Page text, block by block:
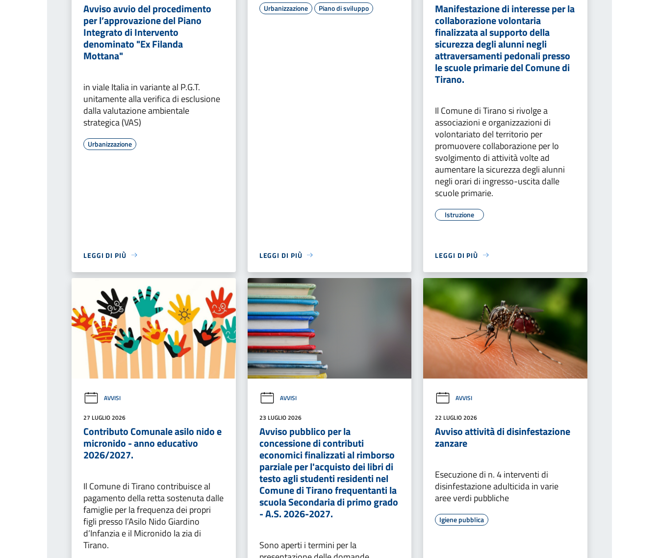
Avviso avvio del procedimento
per l’approvazione del Piano
Integrato di Intervento
denominato "Ex Filanda
Mottana"
in viale Italia in variante al P.G.T.
unitamente alla verifica di esclusione
dalla valutazione ambientale
strategica (VAS)
Urbanizzazione
LEGGI DI PIÙ
Urbanizzazione Piano di sviluppo
LEGGI DI PIÙ
Manifestazione di interesse per la
collaborazione volontaria
finalizzata al supporto della
sicurezza degli alunni negli
attraversamenti pedonali presso
le scuole primarie del Comune di
Tirano.
Il Comune di Tirano si rivolge a
associazioni e organizzazioni di
volontariato del territorio per
promuovere collaborazione per lo
svolgimento di attività volte ad
aumentare la sicurezza degli alunni
negli orari di ingresso-uscita dalle
scuole primarie.
Istruzione
LEGGI DI PIÙ
AVVISI
27 LUGLIO 2026
Contributo Comunale asilo nido e
micronido - anno educativo
2026/2027.
Il Comune di Tirano contribuisce al
pagamento della retta sostenuta dalle
famiglie per la frequenza dei propri
figli presso l’Asilo Nido Giardino
d’Infanzia e il Micronido la zia di
Tirano.
AVVISI
23 LUGLIO 2026
Avviso pubblico per la
concessione di contributi
economici finalizzati al rimborso
parziale per l'acquisto dei libri di
testo agli studenti residenti nel
Comune di Tirano frequentanti la
scuola Secondaria di primo grado
- A.S. 2026-2027.
Sono aperti i termini per la
AVVISI
22 LUGLIO 2026
Avviso attività di disinfestazione
zanzare
Esecuzione di n. 4 interventi di
disinfestazione adulticida in varie
aree verdi pubbliche
Igiene pubblica